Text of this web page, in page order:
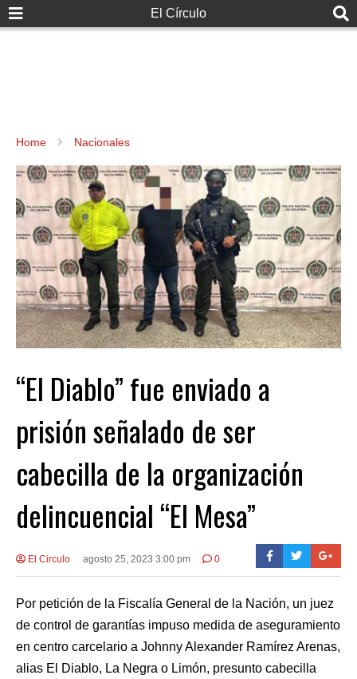
El Círculo
Home Nacionales
“El Diablo” fue enviado a
prisión señalado de ser
cabecilla de la organización
delincuencial “El Mesa”
El Circulo agosto 25, 2023 3:00 pm 0
Por petición de la Fiscalía General de la Nación, un juez
de control de garantías impuso medida de aseguramiento
en centro carcelario a Johnny Alexander Ramírez Arenas,
alias El Diablo, La Negra o Limón, presunto cabecilla